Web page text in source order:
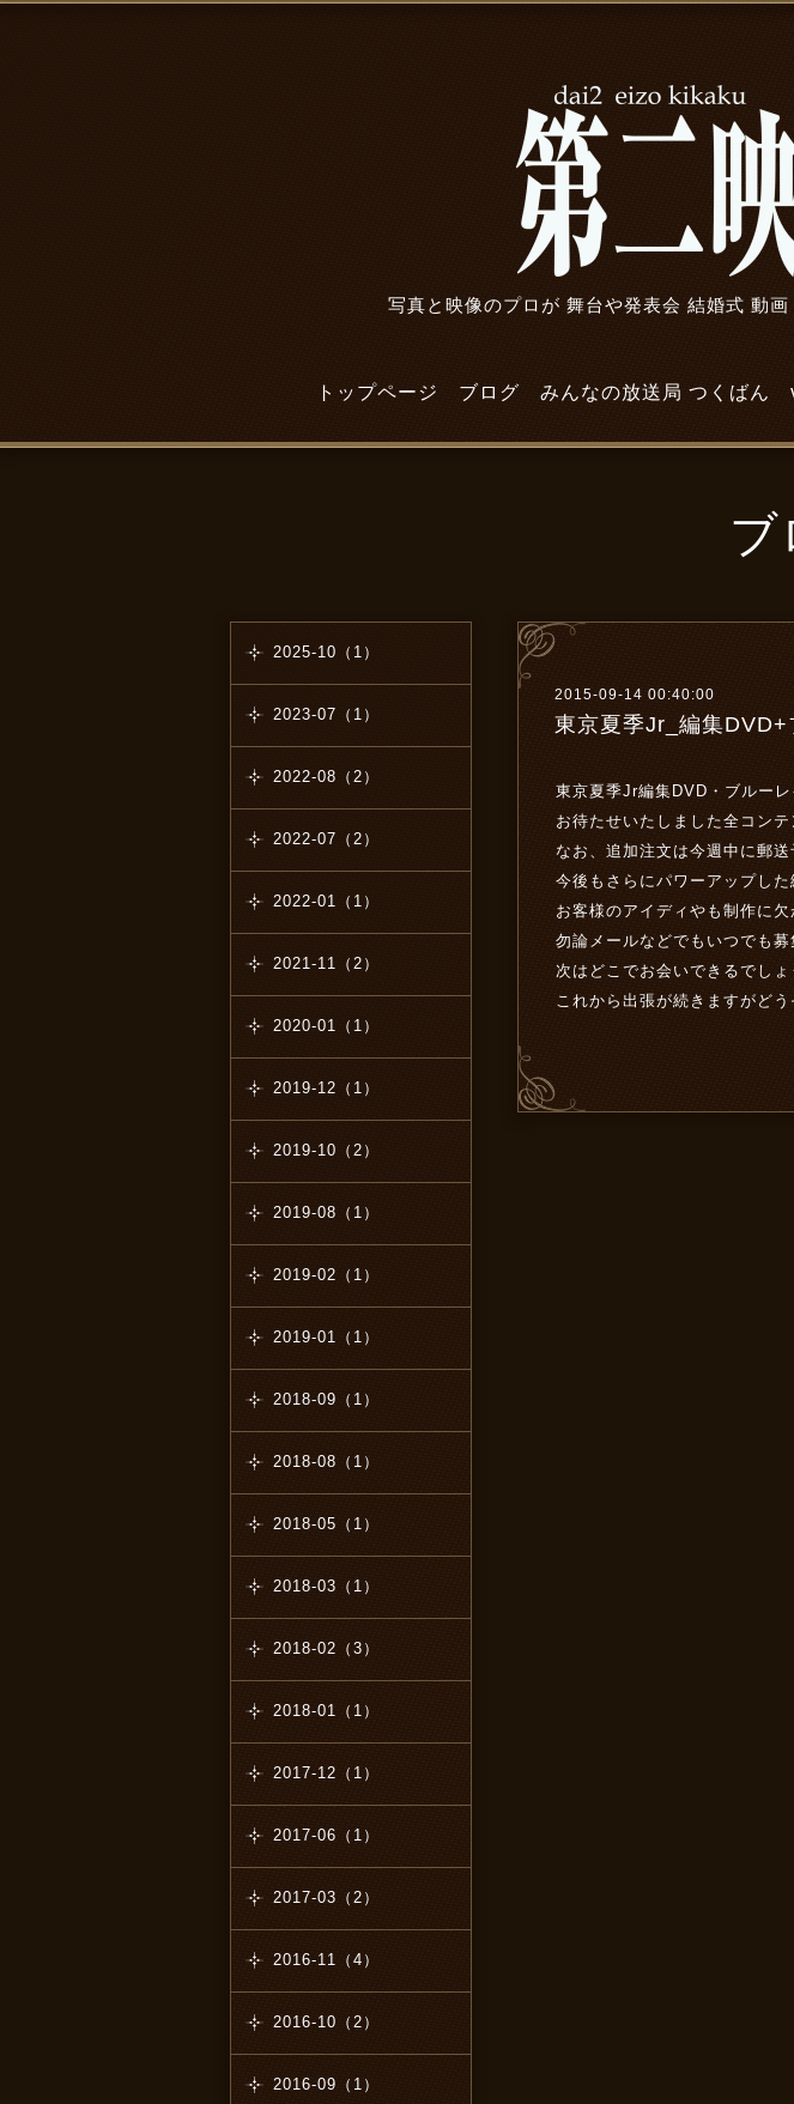
写真と映像のプロが 舞台や発表会 結婚式 動
トップページ ブログ みんなの放送局 つくばん
ブ
2015-09-14 00:40:00
東京夏季Jr_編集DVD+
東京夏季Jr編集DVD・ブルーレ
お待たせいたしました全コン
なお、追加注文は今週中に郵送
今後もさらにパワーアップし
お客様のアイディやも制作に
勿論メールなどでもいつでも募
次はどこでお会いできるでしょ
これから出張が続きますがど
2025-10（1）
2023-07（1）
2022-08（2）
2022-07（2）
2022-01（1）
2021-11（2）
2020-01（1）
2019-12（1）
2019-10（2）
2019-08（1）
2019-02（1）
2019-01（1）
2018-09（1）
2018-08（1）
2018-05（1）
2018-03（1）
2018-02（3）
2018-01（1）
2017-12（1）
2017-06（1）
2017-03（2）
2016-11（4）
2016-10（2）
2016-09（1）